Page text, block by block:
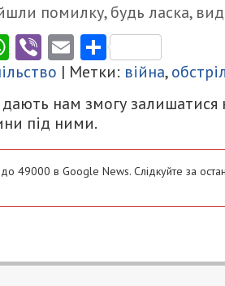
помилку, будь ласка,
WhatsApp
ViberEmailПоділитися
| Метки: війна,обстріл
нам змогу
під ними.
49000 в Google News. Слідкуйте за